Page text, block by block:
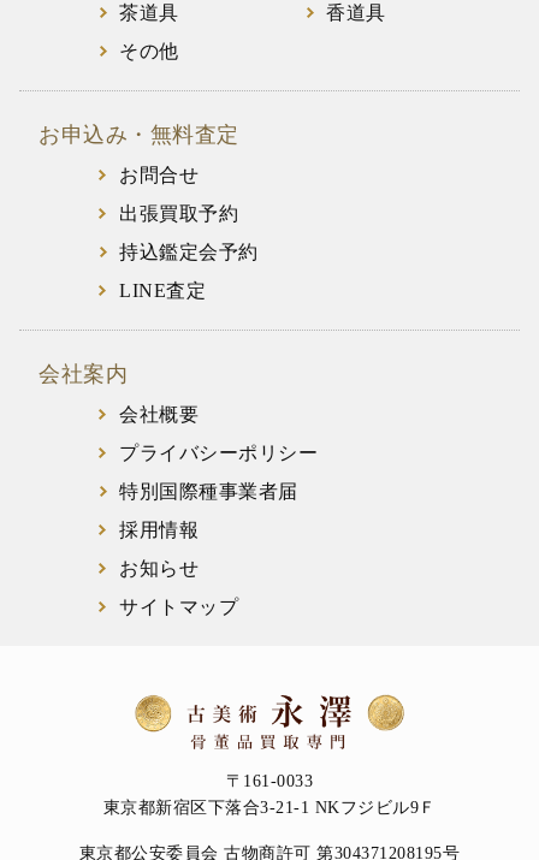
茶道具
香道具
その他
お申込み・無料査定
お問合せ
出張買取予約
持込鑑定会予約
LINE査定
会社案内
会社概要
プライバシーポリシー
特別国際種事業者届
採用情報
お知らせ
サイトマップ
〒161-0033
東京都新宿区下落合3-21-1 NKフジビル9Ｆ
東京都公安委員会 古物商許可 第304371208195号